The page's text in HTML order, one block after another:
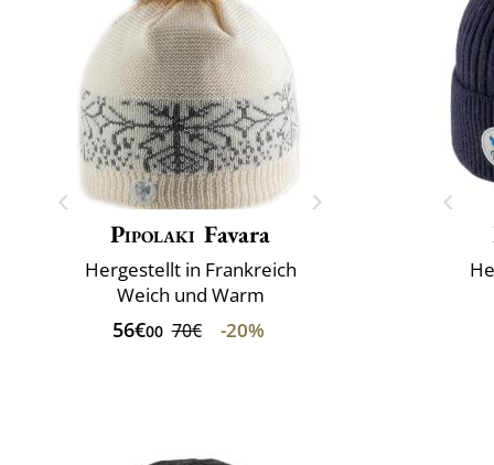
Pipolaki Favara
Hergestellt in Frankreich
Weich und Warm
56€00 70€ -20%